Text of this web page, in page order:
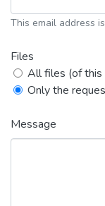
This email address
Files
All files (of this
Only the
Message